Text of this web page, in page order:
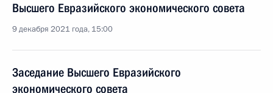
Высшего Евразийского экономического совета
9 декабря 2021 года, 15:00
Заседание Высшего Евразийского
экономического совета